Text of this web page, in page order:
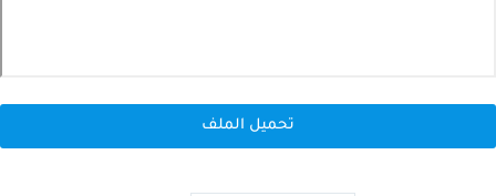
تحميل الملف